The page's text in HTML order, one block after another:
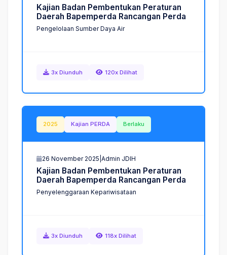
Kajian Badan Pembentukan Peraturan
Daerah Bapemperda Rancangan Perda
Pengelolaan Sumber Daya Air
3x Diunduh 120x Dilihat
2025 Kajian PERDA Berlaku
26 November 2025 Admin JDIH
Kajian Bad an Pem bentu kan Peraturan
Daera h Bapemperd a Rancangan Perd a
Penyelenggaraan Kepariwisataan
3x Diunduh 118x Dilihat